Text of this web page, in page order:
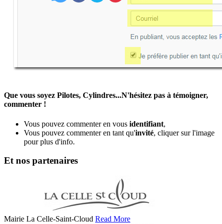
Que vous soyez Pilotes, Cylindres...N'hésitez pas à témoigner,
commenter !
Vous pouvez commenter en vous identifiant,
Vous pouvez commenter en tant qu'invité, cliquer sur l'image
pour plus d'info.
Et nos partenaires
Mairie La Celle-Saint-Cloud Read More